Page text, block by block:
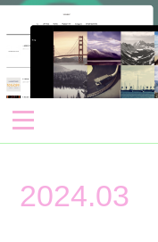
2024.03